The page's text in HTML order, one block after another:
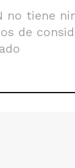
no tiene
de